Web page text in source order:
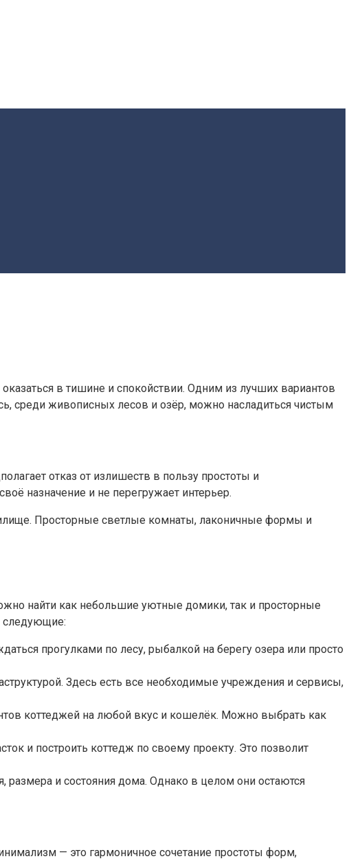
в тишине и спокойствии. Одним из лучших вариантов
среди живописных лесов и озёр, можно насладиться чистым
отказ от излишеств в пользу простоты и
назначение и не перегружает интерьер.
Просторные светлые комнаты, лаконичные формы и
найти как небольшие уютные домики, так и просторные
следующие:
прогулками по лесу, рыбалкой на берегу озера или просто
Здесь есть все необходимые учреждения и сервисы,
коттеджей на любой вкус и кошелёк. Можно выбрать как
и построить коттедж по своему проекту. Это позволит
и состояния дома. Однако в целом они остаются
— это гармоничное сочетание простоты форм,